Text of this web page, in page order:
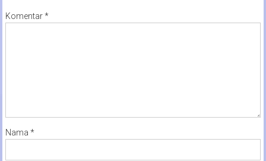
Komentar*
Nama *